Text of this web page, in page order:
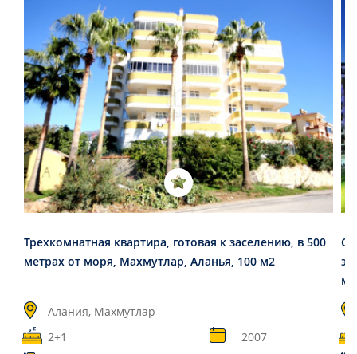
Трехкомнатная квартира, готовая к заселению, в 500
метрах от моря, Махмутлар, Аланья, 100 м2
Алания, Махмутлар
2+1
2007